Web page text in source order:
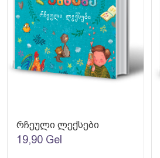
რჩეული ლექსები
19,90 Gel